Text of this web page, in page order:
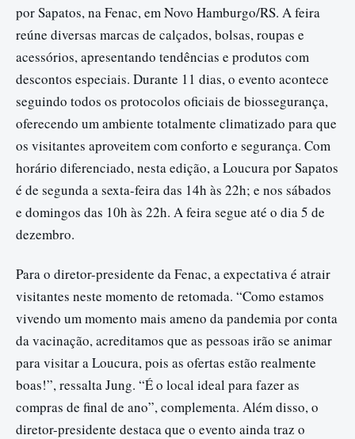
por Sapatos, na Fenac, em Novo Hamburgo/RS. A feira
reúne diversas marcas de calçados, bolsas, roupas e
acessórios, apresentando tendências e produtos com
descontos especiais. Durante 11 dias, o evento acontece
seguindo todos os protocolos oficiais de biossegurança,
oferecendo um ambiente totalmente climatizado para que
os visitantes aproveitem com conforto e segurança. Com
horário diferenciado, nesta edição, a Loucura por Sapatos
é de segunda a sexta-feira das 14h às 22h; e nos sábados
e domingos das 10h às 22h. A feira segue até o dia 5 de
dezembro.
Para o diretor-presidente da Fenac, a expectativa é atrair
visitantes neste momento de retomada. “Como estamos
vivendo um momento mais ameno da pandemia por conta
da vacinação, acreditamos que as pessoas irão se animar
para visitar a Loucura, pois as ofertas estão realmente
boas!”, ressalta Jung. “É o local ideal para fazer as
compras de final de ano”, complementa. Além disso, o
diretor-presidente destaca que o evento ainda traz o